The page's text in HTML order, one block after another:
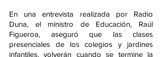
En una entrevista realizada por Radio
Duna, el ministro de Educación, Raúl
Figueroa, aseguró que las clases
presenciales de los colegios y jardines
infantiles, volverán cuando se termine la